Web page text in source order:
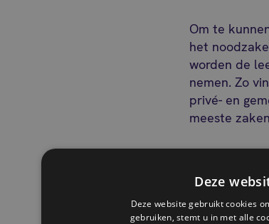
Om te
het
worden de
nemen. Zo
privé- en
meeste
Hoe
Deze
Deze website gebruikt cookies
gebruiken, stemt u in met alle